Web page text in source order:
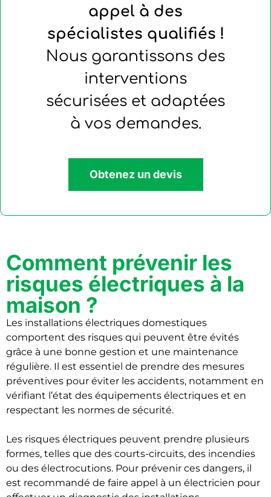
appel à des
spécialistes qualifiés !
Nous garantissons des
interventions
sécurisées et adaptées
à vos demandes.
Obtenez un devis
Comment prévenir les
risques électriques à la
maison ?
Les installations électriques domestiques
comportent des risques qui peuvent être évités
grâce à une bonne gestion et une maintenance
régulière. Il est essentiel de prendre des mesures
préventives pour éviter les accidents, notamment en
vérifiant l’état des équipements électriques et en
respectant les normes de sécurité.
Les risques électriques peuvent prendre plusieurs
formes, telles que des courts-circuits, des incendies
ou des électrocutions. Pour prévenir ces dangers, il
est recommandé de faire appel à un électricien pour